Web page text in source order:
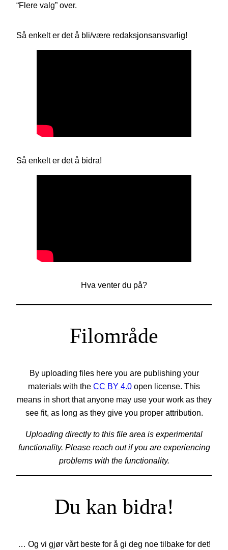
“Flere valg” over.
Så enkelt er det å bli/være redaksjonsansvarlig!
Så enkelt er det å bidra!
Hva venter du på?
Filområde
By uploading files here you are publishing your
materials with the CC BY 4.0 open license. This
means in short that anyone may use your work as they
see fit, as long as they give you proper attribution.
Uploading directly to this file area is experimental
functionality. Please reach out if you are experiencing
problems with the functionality.
Du kan bidra!
… Og vi gjør vårt beste for å gi deg noe tilbake for det!